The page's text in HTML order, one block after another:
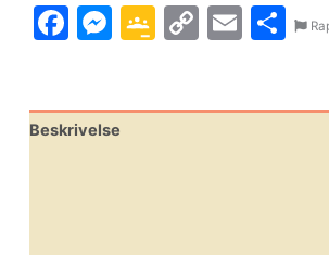
Facebook
Messenger
Google
Copy
Beskrivelse